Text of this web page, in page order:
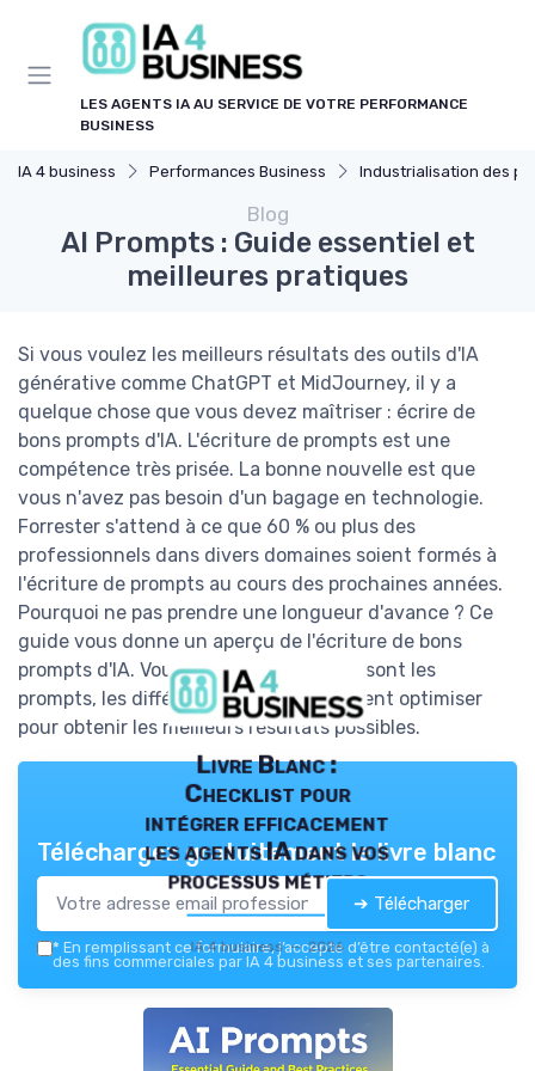
LES AGENTS IA AU SERVICE DE VOTRE PERFORMANCE
BUSINESS
IA 4 business Performances Business Industrialisation des process par
Blog
AI Prompts : Guide essentiel et
meilleures pratiques
Si vous voulez les meilleurs résultats des outils d'IA
générative comme ChatGPT et MidJourney, il y a
quelque chose que vous devez maîtriser : écrire de
bons prompts d'IA. L'écriture de prompts est une
compétence très prisée. La bonne nouvelle est que
vous n'avez pas besoin d'un bagage en technologie.
Forrester s'attend à ce que 60 % ou plus des
professionnels dans divers domaines soient formés à
l'écriture de prompts au cours des prochaines années.
Pourquoi ne pas prendre une longueur d'avance ? Ce
guide vous donne un aperçu de l'écriture de bons
prompts d'IA. Vous découvrirez ce que sont les
prompts, les différents types, et comment optimiser
pour obtenir les meilleurs résultats possibles.
Livre Blanc :
Checklist pour
intégrer efficacement
les agents IA dans vos
processus métiers
IA 4 business — 2026
Téléchargez gratuitement le livre blanc
➔ Télécharger
* En remplissant ce formulaire, j’accepte d’être contacté(e) à
des fins commerciales par IA 4 business et ses partenaires.